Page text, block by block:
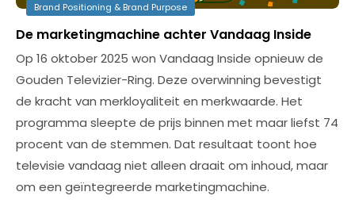
Brand Positioning & Brand Purpose
De marketingmachine achter Vandaag Inside
Op 16 oktober 2025 won Vandaag Inside opnieuw de
Gouden Televizier-Ring. Deze overwinning bevestigt
de kracht van merkloyaliteit en merkwaarde. Het
programma sleepte de prijs binnen met maar liefst 74
procent van de stemmen. Dat resultaat toont hoe
televisie vandaag niet alleen draait om inhoud, maar
om een geïntegreerde marketingmachine.